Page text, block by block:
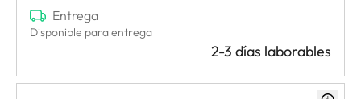
Entrega
Disponible para entrega
2-3 días laborables